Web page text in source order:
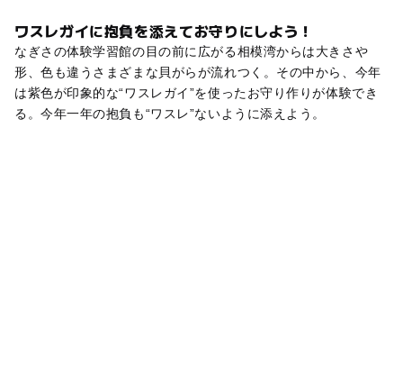
ワスレガイに抱負を添えてお守りにしよう！
なぎさの体験学習館の目の前に広がる相模湾からは大きさや
形、色も違うさまざまな貝がらが流れつく。その中から、今年
は紫色が印象的な“ワスレガイ”を使ったお守り作りが体験でき
る。今年一年の抱負も“ワスレ”ないように添えよう。